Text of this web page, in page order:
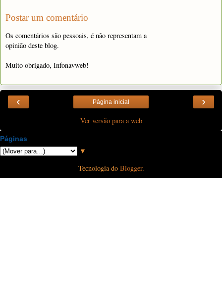
Postar um comentário
Os comentários são pessoais, é não representam a
opinião deste blog.
Muito obrigado, Infonavweb!
‹ ›
Página inicial
Ver versão para a web
Páginas
▼
Tecnologia do Blogger.